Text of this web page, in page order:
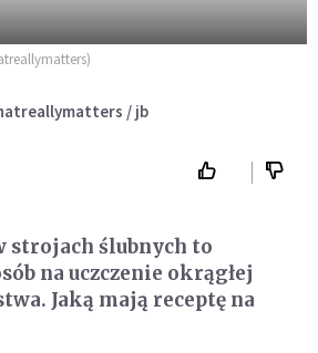
/ jb
strojach ślubnych to
na uczczenie okrągłej
Jaką mają receptę na